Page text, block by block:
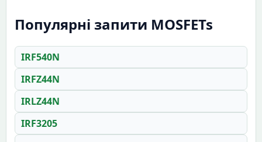
Популярні запити MOSFETs
IRF540N
IRFZ44N
IRLZ44N
IRF3205